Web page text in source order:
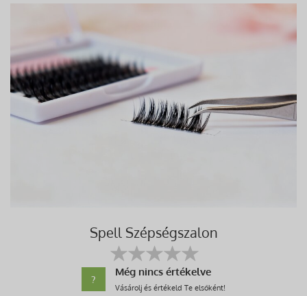
Spell Szépségszalon
?
Még nincs értékelve
Vásárolj és értékeld Te elsőként!